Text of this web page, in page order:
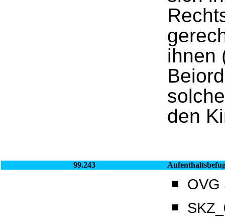
ihnen
den
99.243
OVG